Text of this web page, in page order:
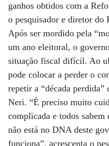
ganhos obtidos com a
o pesquisador e diretor
Após ser mordido pela
um ano eleitoral, o
situação fiscal difícil. Ao
pode colocar a perder o
repetir a “década
Neri. “É preciso muito
complicada e todos sabem
não está no DNA deste
funciona”, acrescenta o